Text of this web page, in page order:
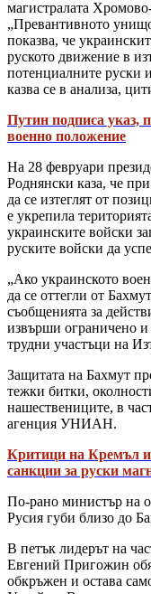
магистралата
„Превантивното
показва, че
руското движение в
потенциалните руски
казва се в анализа,
Путин подписа указ,
военно положение
На 28 февруари
Роднянски каза, че
да се изтеглят от
е укрепила
украинските войски
руските войски да
„Ако украинското
да се оттегли от
съобщенията за
извърши ограничено и
трудни участъци на
Защитата на Бахмут
тежки битки,
нашествениците, в
агенция УНИАН.
Критици на Кремъл
санкции за руски
По-рано министър на
Русия губи близо до
В петък лидерът на
Евгений Пригожин
обкръжен и остава